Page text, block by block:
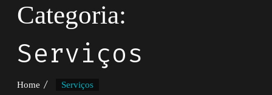
Categoria:
Serviços
Home Serviços